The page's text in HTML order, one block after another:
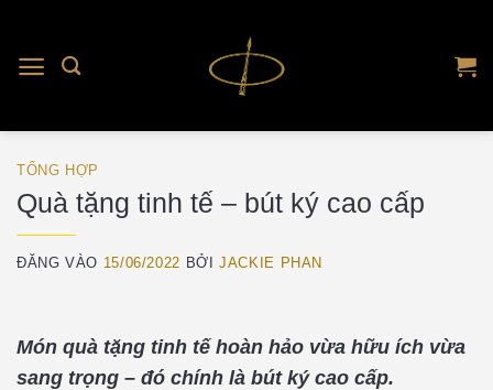
TỔNG HỢP
Quà tặng tinh tế – bút ký cao cấp
ĐĂNG VÀO 15/06/2022 BỞIJACKIE PHAN
Món quà tặng tinh tế hoàn hảo vừa hữu ích vừa
sang trọng – đó chính là bút ký cao cấp.